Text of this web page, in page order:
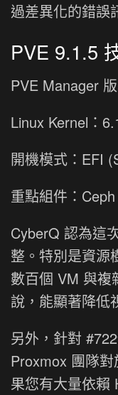
過差異化的錯誤
PVE 9.1.5
PVE Manager
Linux Kernel：
開機模式：EFI
重點組件：
CyberQ 認為這
整。特別是資源
數百個 VM 與複
說，能顯著降低
另外，針對
Proxmox 團隊
果您有大量依賴